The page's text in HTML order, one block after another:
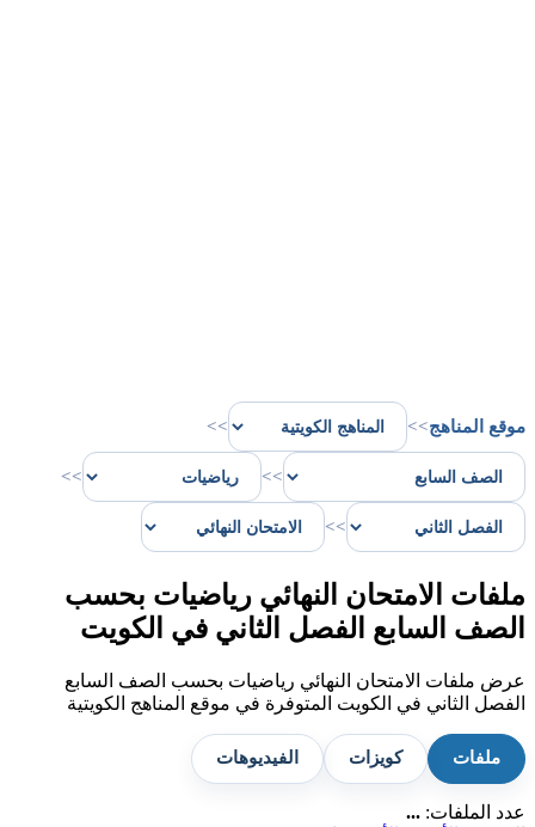
موقع المناهج>>
>>
>>
>>
>>
ملفات الامتحان النهائي رياضيات بحسب
الصف السابع الفصل الثاني في الكويت
عرض ملفات الامتحان النهائي رياضيات بحسب الصف السابع
الفصل الثاني في الكويت المتوفرة في موقع المناهج الكويتية
ملفات كويزات الفيديوهات
عدد الملفات: ...